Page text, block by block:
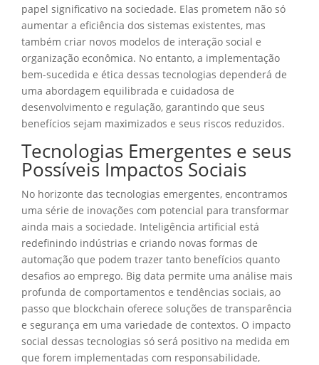
papel significativo na sociedade. Elas prometem não só
aumentar a eficiência dos sistemas existentes, mas
também criar novos modelos de interação social e
organização econômica. No entanto, a implementação
bem-sucedida e ética dessas tecnologias dependerá de
uma abordagem equilibrada e cuidadosa de
desenvolvimento e regulação, garantindo que seus
benefícios sejam maximizados e seus riscos reduzidos.
Tecnologias Emergentes e seus
Possíveis Impactos Sociais
No horizonte das tecnologias emergentes, encontramos
uma série de inovações com potencial para transformar
ainda mais a sociedade. Inteligência artificial está
redefinindo indústrias e criando novas formas de
automação que podem trazer tanto benefícios quanto
desafios ao emprego. Big data permite uma análise mais
profunda de comportamentos e tendências sociais, ao
passo que blockchain oferece soluções de transparência
e segurança em uma variedade de contextos. O impacto
social dessas tecnologias só será positivo na medida em
que forem implementadas com responsabilidade,